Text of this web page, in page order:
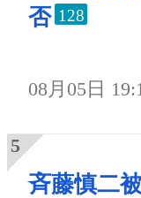
否 128
08月05日
斉藤慎二